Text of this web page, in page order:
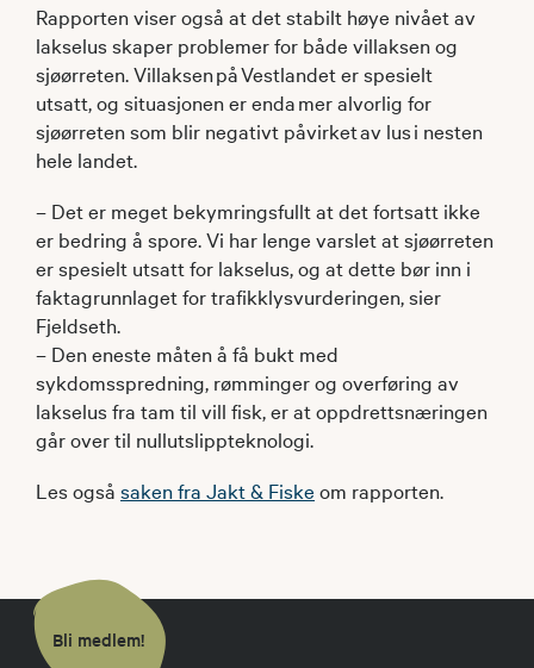
Rapporten viser også at det stabilt høye nivået av
lakselus skaper problemer for både villaksen og
sjøørreten. Villaksen på Vestlandet er spesielt
utsatt, og situasjonen er enda mer alvorlig for
sjøørreten som blir negativt påvirket av lus i nesten
hele landet.
– Det er meget bekymringsfullt at det fortsatt ikke
er bedring å spore. Vi har lenge varslet at sjøørreten
er spesielt utsatt for lakselus, og at dette bør inn i
faktagrunnlaget for trafikklysvurderingen, sier
Fjeldseth.
– Den eneste måten å få bukt med
sykdomsspredning, rømminger og overføring av
lakselus fra tam til vill fisk, er at oppdrettsnæringen
går over til nullutslippteknologi.
Les også saken fra Jakt & Fiske om rapporten.
Bli medlem!